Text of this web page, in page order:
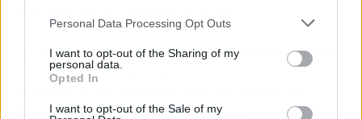
Personal Data Processing Opt Outs
I want to opt-out of the Sharing of my
personal data.
Opted In
I want to opt-out of the Sale of my
Igualmente, implicará el despliegue de acciones
en distintas líneas como la lucha contra el
estigma de las personas con problemas de
Salud Mental; el impulso a la incorporación de